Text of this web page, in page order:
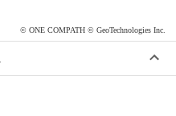
© ONE COMPATH © GeoTechnologies Inc.